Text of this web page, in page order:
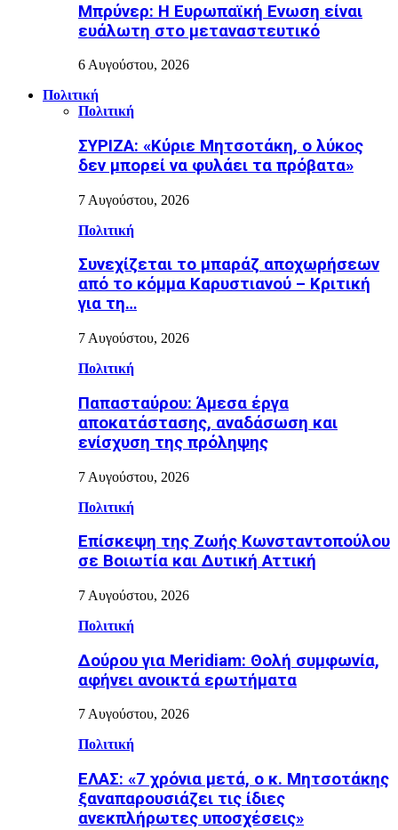
Μπρύνερ: Η Ευρωπαϊκή Ενωση είναι
ευάλωτη στο μεταναστευτικό
6 Αυγούστου, 2026
Πολιτική
Πολιτική
ΣΥΡΙΖΑ: «Κύριε Μητσοτάκη, ο λύκος
δεν μπορεί να φυλάει τα πρόβατα»
7 Αυγούστου, 2026
Πολιτική
Συνεχίζεται το μπαράζ αποχωρήσεων
από το κόμμα Καρυστιανού – Κριτική
για τη…
7 Αυγούστου, 2026
Πολιτική
Παπασταύρου: Άμεσα έργα
αποκατάστασης, αναδάσωση και
ενίσχυση της πρόληψης
7 Αυγούστου, 2026
Πολιτική
Επίσκεψη της Ζωής Κωνσταντοπούλου
σε Βοιωτία και Δυτική Αττική
7 Αυγούστου, 2026
Πολιτική
Δούρου για Meridiam: Θολή συμφωνία,
αφήνει ανοικτά ερωτήματα
7 Αυγούστου, 2026
Πολιτική
ΕΛΑΣ: «7 χρόνια μετά, ο κ. Μητσοτάκης
ξαναπαρουσιάζει τις ίδιες
ανεκπλήρωτες υποσχέσεις»